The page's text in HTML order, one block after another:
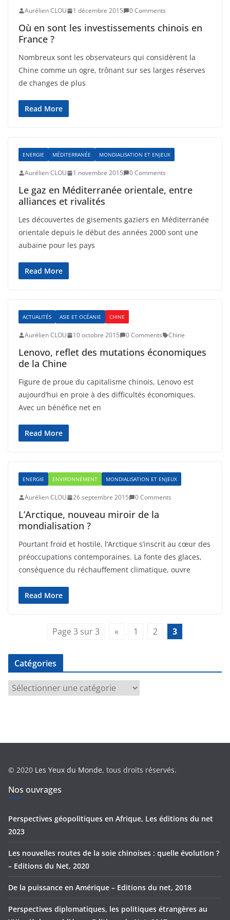
Aurélien CLOU 1 décembre 2015 0 Comments
Où en sont les investissements chinois en
France ?
Nombreux sont les observateurs qui considèrent la
Chine comme un ogre, trônant sur ses larges réserves
de changes de plus
Read More
ENERGIE MÉDITERRANÉE MONDIALISATION ET ENJEUX
Aurélien CLOU 1 novembre 2015 0 Comments
Le gaz en Méditerranée orientale, entre
alliances et rivalités
Les découvertes de gisements gaziers en Méditerranée
orientale depuis le début des années 2000 sont une
aubaine pour les pays
Read More
ACTUALITÉS ASIE ET OCÉANIE CHINE
Aurélien CLOU 10 octobre 2015 0 Comments Chine
Lenovo, reflet des mutations économiques
de la Chine
Figure de proue du capitalisme chinois, Lenovo est
aujourd’hui en proie à des difficultés économiques.
Avec un bénéfice net en
Read More
ENERGIE ENVIRONNEMENT MONDIALISATION ET ENJEUX
Aurélien CLOU 26 septembre 2015 0 Comments
L’Arctique, nouveau miroir de la
mondialisation ?
Pourtant froid et hostile, l’Arctique s’inscrit au cœur des
préoccupations contemporaines. La fonte des glaces,
conséquence du réchauffement climatique, ouvre
Read More
Page 3 sur 3 « 1 2 3
Catégories
a
e
s
© 2020 Les Yeux du Monde, tous droits réservés.
Nos ouvrages
Perspectives géopolitiques en Afrique, Les éditions du net
2023
Les nouvelles routes de la soie chinoises : quelle évolution ?
– Editions du Net, 2020
De la puissance en Amérique – Editions du net, 2018
Perspectives diplomatiques, les politiques étrangères au